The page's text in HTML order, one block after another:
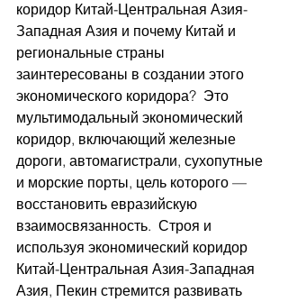
коридор Китай-Центральная Азия-
Западная Азия и почему Китай и
региональные страны
заинтересованы в создании этого
экономического коридора?  Это
мультимодальный экономический
коридор, включающий железные
дороги, автомагистрали, сухопутные
и морские порты, цель которого —
восстановить евразийскую
взаимосвязанность.  Строя и
используя экономический коридор
Китай-Центральная Азия-Западная
Азия, Пекин стремится развивать